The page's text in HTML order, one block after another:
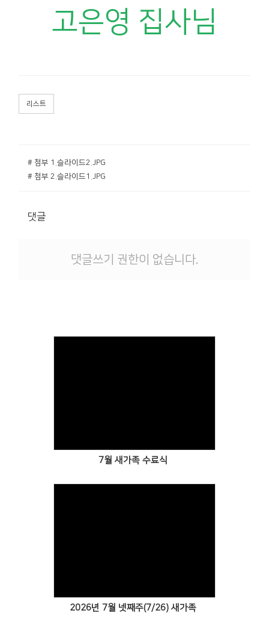
고은영 집사님
리스트
# 첨부 1.슬라이드2.JPG
# 첨부 2.슬라이드1.JPG
댓글
댓글쓰기 권한이 없습니다.
7월 새가족 수료식
2026년 7월 넷째주(7/26) 새가족